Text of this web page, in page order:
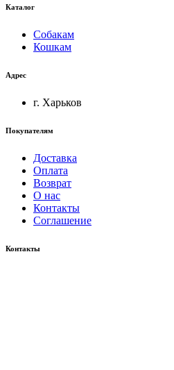
Каталог
Собакам
Кошкам
Адрес
г. Харьков
Покупателям
Доставка
Оплата
Возврат
О нас
Контакты
Соглашение
Контакты